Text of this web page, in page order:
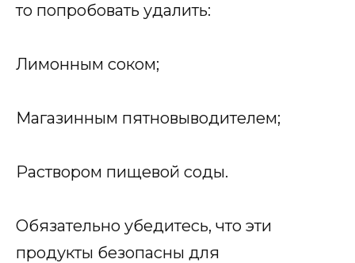
то попробовать удалить:
Лимонным соком;
Магазинным пятновыводителем;
Раствором пищевой соды.
Обязательно убедитесь, что эти
продукты безопасны для